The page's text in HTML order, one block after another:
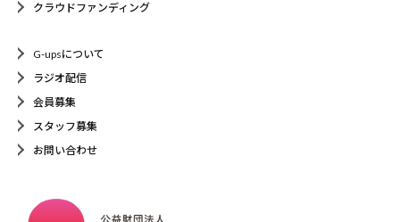
クラウドファンディング
G-upsについて
ラジオ配信
会員募集
スタッフ募集
お問い合わせ